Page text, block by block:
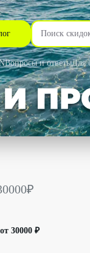
Вопросы и ответыДля
до 7% - Ozon
30000 ₽